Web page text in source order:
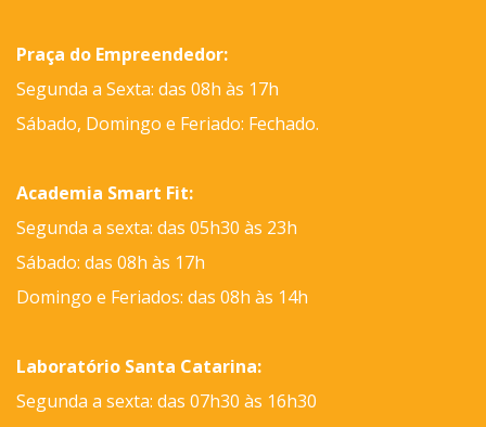
Praça do Empreendedor:
Segunda a Sexta: das 08h às 17h
Sábado, Domingo e Feriado: Fechado.
Academia Smart Fit:
Segunda a sexta: das 05h30 às 23h
Sábado: das 08h às 17h
Domingo e Feriados: das 08h às 14h
Laboratório Santa Catarina:
Segunda a sexta: das 07h30 às 16h30